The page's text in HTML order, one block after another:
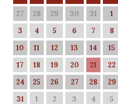
27 28 29 30 31 1
3
4 5 6 7 8
10
11 12 13 14 15
17
18 19 20 21 22
24
25 26 27 28 29
31
1 2 3 4 5